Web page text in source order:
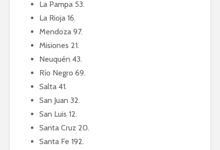
La Pampa 53.
La Rioja 16.
Mendoza 97.
Misiones 21.
Neuquén 43.
Río Negro 69.
Salta 41.
San Juan 32.
San Luis 12.
Santa Cruz 20.
Santa Fe 192.